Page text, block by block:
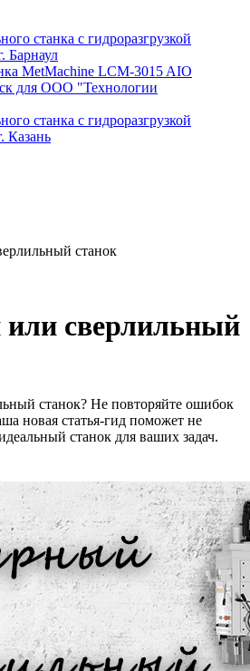
станка c гидроразгрузкой
Барнаул
MetMachine LCM-3015 AIO
для ООО "Технологии
станка c гидроразгрузкой
Казань
станок
сверлильный
станок? Не повторяйте ошибок
новая статья-гид поможет не
станок для ваших задач.